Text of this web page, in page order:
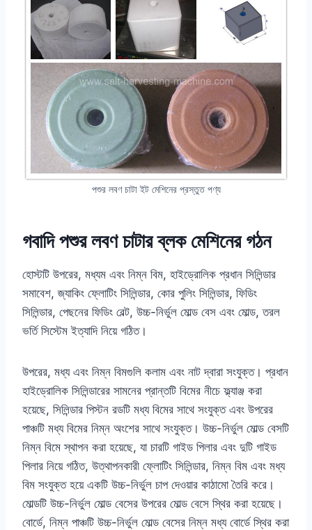
পশুর লবণ চাটা ইট মেশিনের প্রস্তুত পণ্য
গবাদি পশুর লবণ চাটার ব্লক মেশিনের গঠন
হোস্টটি উপরের, মধ্যম এবং নিম্ন বিম, হাইড্রোলিক প্রধান সিলিন্ডার
সমাবেশ, জ্যাকিং ফ্লোটিং সিলিন্ডার, কোর পুলিং সিলিন্ডার, ফিডিং
সিলিন্ডার, পেছনের ফিডিং বেল্ট, উচ্চ-নির্ভুল মোল্ড বেস এবং মোল্ড, তরল
ভর্তি সিস্টেম ইত্যাদি নিয়ে গঠিত।
উপরের, মধ্য এবং নিম্ন বিমগুলি কলাম এবং নাট দ্বারা সংযুক্ত। প্রধান
হাইড্রোলিক সিলিন্ডারের সামনের প্রান্তটি বিমের নীচে ফ্ল্যাঞ্জ করা
হয়েছে, সিলিন্ডার পিস্টন রডটি মধ্য বিমের সাথে সংযুক্ত এবং উপরের
পাঞ্চটি মধ্য বিমের নিম্ন অংশের সাথে সংযুক্ত। উচ্চ-নির্ভুল মোল্ড বেসটি
নিম্ন বিমে স্থাপন করা হয়েছে, যা চারটি গাইড পিলার এবং দুটি গাইড
পিলার নিয়ে গঠিত, উত্থাপনকারী ফ্লোটিং সিলিন্ডার, নিম্ন বিম এবং মধ্য
বিম সংযুক্ত হয়ে একটি উচ্চ-নির্ভুল চাপ দেওয়ার কাঠামো তৈরি করে।
মোল্ডটি উচ্চ-নির্ভুল মোল্ড বেসের উপরের মোল্ড বেসে স্থির করা হয়েছে।
বোর্ডে, নিম্ন পাঞ্চটি উচ্চ-নির্ভুল মোল্ড বেসের নিম্ন মধ্য বোর্ডে স্থির করা